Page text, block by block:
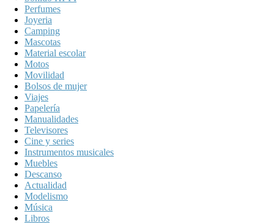
Perfumes
Joyeria
Camping
Mascotas
Material escolar
Motos
Movilidad
Bolsos de mujer
Viajes
Papelería
Manualidades
Televisores
Cine y series
Instrumentos musicales
Muebles
Descanso
Actualidad
Modelismo
Música
Libros